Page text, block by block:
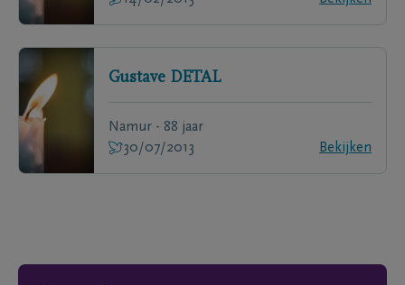
Gustave DETAL
Namur - 88 jaar
30/07/2013
Bekijken